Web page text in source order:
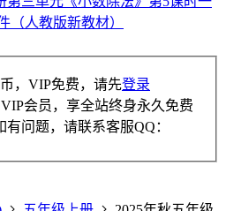
，VIP免费，请先登录
会员，享全站终身永久免费
问题，请联系客服QQ：